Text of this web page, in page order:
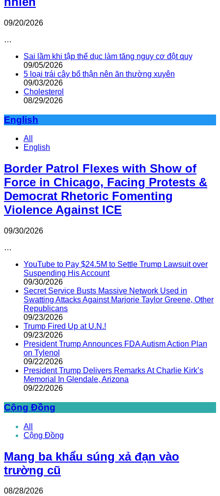
09/20/2026
…
Sai lầm khi tập thể dục làm tăng nguy cơ đột quỵ
09/05/2026
5 loại trái cây bổ thận nên ăn thường xuyên
09/03/2026
Cholesterol
08/29/2026
English
All
English
Border Patrol Flexes with Show of
Force in Chicago, Facing Protests &
Democrat Rhetoric Fomenting
Violence Against ICE
09/30/2026
…
YouTube to Pay $24.5M to Settle Trump Lawsuit over
Suspending His Account
09/30/2026
Secret Service Busts Massive Network Used in
Swatting Attacks Against Marjorie Taylor Greene, Other
Republicans
09/23/2026
Trump Fired Up at U.N.!
09/23/2026
President Trump Announces FDA Autism Action Plan
on Tylenol
09/22/2026
President Trump Delivers Remarks At Charlie Kirk’s
Memorial In Glendale, Arizona
09/22/2026
Cộng Đồng
All
Cộng Đồng
Mang ba khẩu súng xả đạn vào
trường cũ
08/28/2026